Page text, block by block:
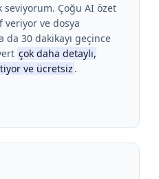
seviyorum. Çoğu AI özet
veriyor ve dosya
da 30 dakikayı geçince
çok daha detaylı,
ve ücretsiz .